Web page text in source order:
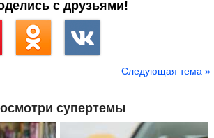
с друзьями!
Следующая тема »
супертемы